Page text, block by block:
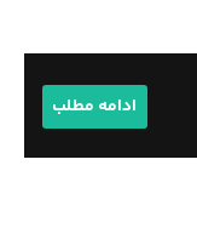
ادامه مطلب